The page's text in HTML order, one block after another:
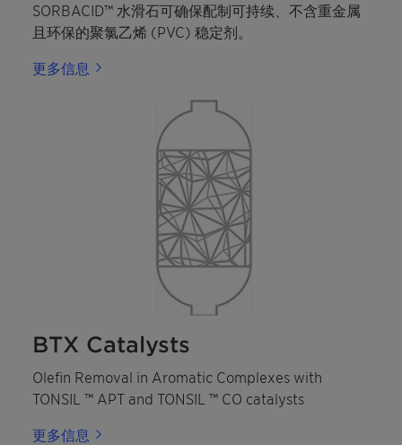
SORBACID™ 水滑石可确保配制可持续、不含重金属
且环保的聚氯乙烯 (PVC) 稳定剂。
更多信息
BTX Catalysts
Olefin Removal in Aromatic Complexes with
TONSIL ™ APT and TONSIL ™ CO catalysts
更多信息